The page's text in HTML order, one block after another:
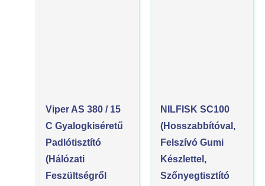
Viper AS 380 / 15
C Gyalogkiséretű
Padlótisztító
(Hálózati
Feszültségről
NILFISK SC100
(hosszabbítóval,
Felszívó Gumi
Készlettel,
Szőnyegtisztító